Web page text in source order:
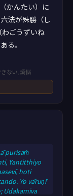
かんたい）に
法が殊勝（し
ごうずいね
る。
ない,煩悩
purisaṁ
Yantitthiyo
hoti
Yo vāruṇī
Udakamiva